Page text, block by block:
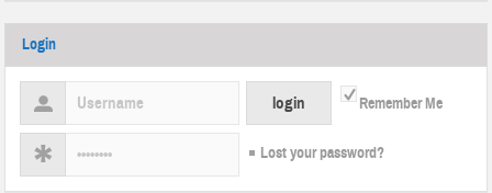
Login
Remember Me
Lost your password?